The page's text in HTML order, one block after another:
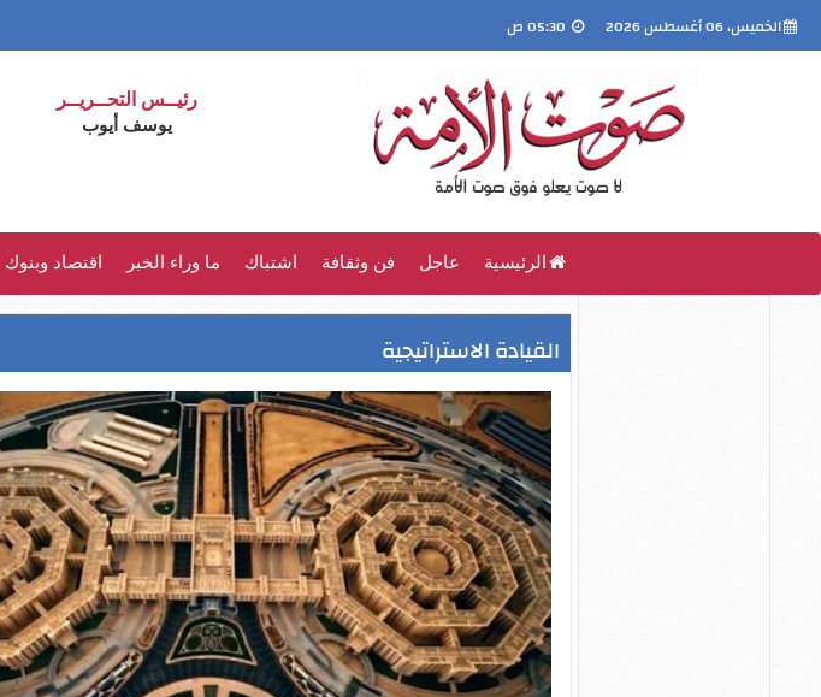
الخميس، 06 أغسطس 2026
رئيــس التحــريــر
يوسف أيوب
الرئيسية عاجل فن وثقافة اشتباك ما وراء الخبر اقتصاد وبنوك
القيادة الاستراتيجية